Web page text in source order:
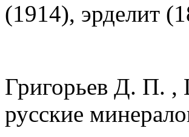
(1914), эрделит
Григорьев Д. П.
русские